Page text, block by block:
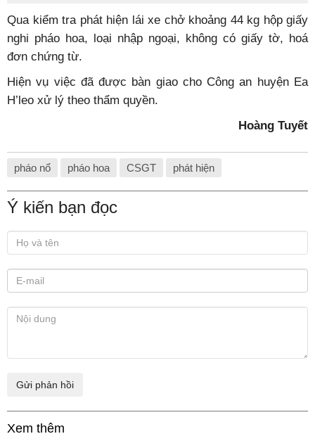
Qua kiểm tra phát hiện lái xe chở khoảng 44 kg hộp giấy
nghi pháo hoa, loại nhập ngoại, không có giấy tờ, hoá
đơn chứng từ.
Hiện vụ việc đã được bàn giao cho Công an huyện Ea
H’leo xử lý theo thẩm quyền.
Hoàng Tuyết
pháo nổ pháo hoa CSGT phát hiện
Ý kiến bạn đọc
Xem thêm